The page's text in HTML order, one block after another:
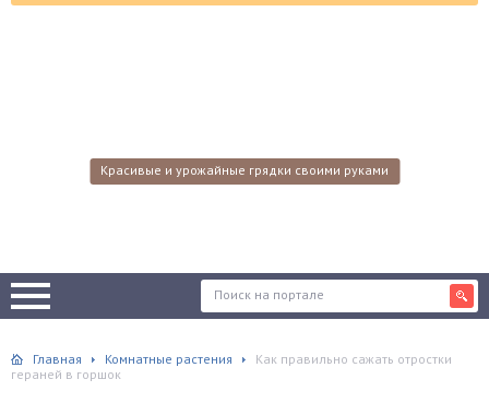
Красивые и урожайные грядки своими руками
Главная Комнатные растения
Как правильно сажать отростки
гераней в горшок